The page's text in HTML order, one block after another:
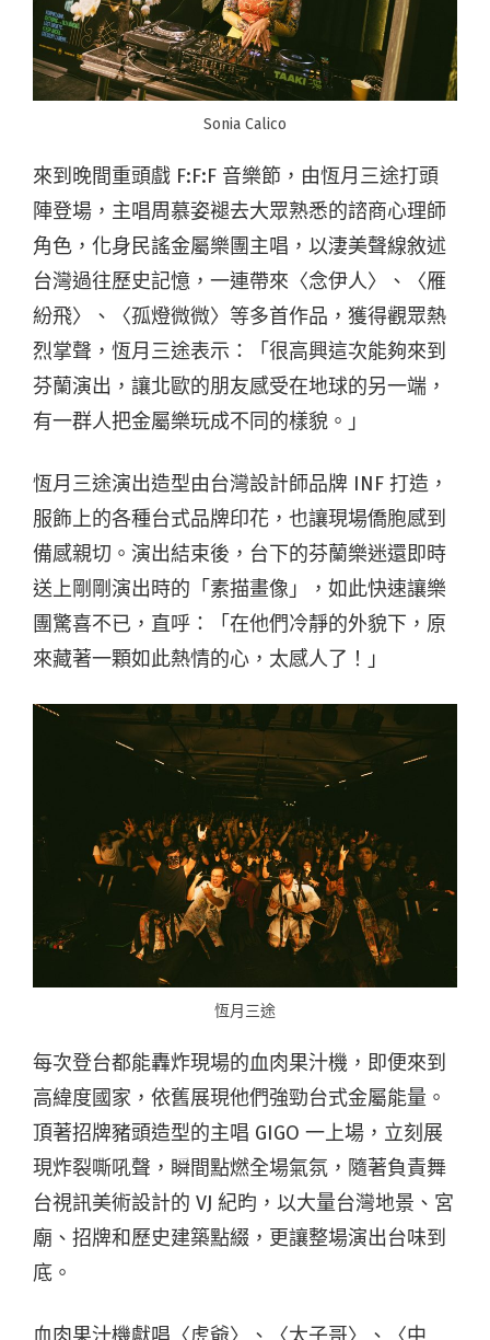
Sonia Calico
來到晚間重頭戲 F:F:F 音樂節，由恆月三途打頭
陣登場，主唱周慕姿褪去大眾熟悉的諮商心理師
角色，化身民謠金屬樂團主唱，以淒美聲線敘述
台灣過往歷史記憶，一連帶來〈念伊人〉、〈雁
紛飛〉、〈孤燈微微〉等多首作品，獲得觀眾熱
烈掌聲，恆月三途表示：「很高興這次能夠來到
芬蘭演出，讓北歐的朋友感受在地球的另一端，
有一群人把金屬樂玩成不同的樣貌。」
恆月三途演出造型由台灣設計師品牌 INF 打造，
服飾上的各種台式品牌印花，也讓現場僑胞感到
備感親切。演出結束後，台下的芬蘭樂迷還即時
送上剛剛演出時的「素描畫像」，如此快速讓樂
團驚喜不已，直呼：「在他們冷靜的外貌下，原
來藏著一顆如此熱情的心，太感人了！」
恆月三途
每次登台都能轟炸現場的血肉果汁機，即便來到
高緯度國家，依舊展現他們強勁台式金屬能量。
頂著招牌豬頭造型的主唱 GIGO 一上場，立刻展
現炸裂嘶吼聲，瞬間點燃全場氣氛，隨著負責舞
台視訊美術設計的 VJ 紀昀，以大量台灣地景、宮
廟、招牌和歷史建築點綴，更讓整場演出台味到
底。